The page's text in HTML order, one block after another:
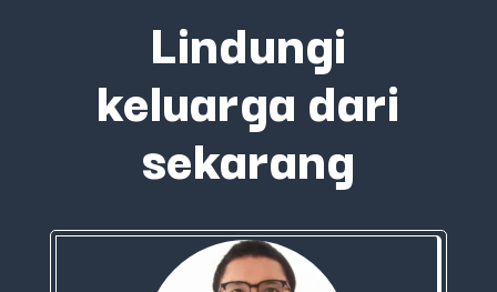
Lindungi
keluarga dari
sekarang